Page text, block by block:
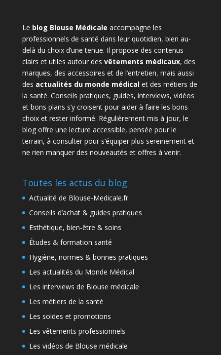
Le blog Blouse Médicale accompagne les
professionnels de santé dans leur quotidien, bien au-
delà du choix d’une tenue. Il propose des contenus
clairs et utiles autour des vêtements médicaux, des
marques, des accessoires et de l’entretien, mais aussi
des actualités du monde médicalet des métiers de
la santé. Conseils pratiques, guides, interviews, vidéos
et bons plans s’y croisent pour aider à faire les bons
choix et rester informé. Régulièrement mis à jour, le
blog offre une lecture accessible, pensée pour le
terrain, à consulter pour s’équiper plus sereinement et
ne rien manquer des nouveautés et offres à venir.
Toutes les actus du blog
Actualité de Blouse-Medicale.fr
Conseils d’achat & guides pratiques
Esthétique, bien-être & soins
Études & formation santé
Hygiène, normes & bonnes pratiques
Les actualités du Monde Médical
Les interviews de Blouse médicale
Les métiers de la santé
Les soldes et promotions
Les vêtements professionnels
Les vidéos de Blouse médicale